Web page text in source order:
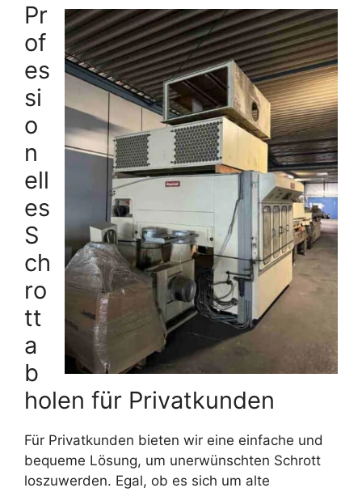
Pr
of
es
si
o
n
ell
es
S
ch
ro
tt
a
b
holen für Privatkunden
Für Privatkunden bieten wir eine einfache und
bequeme Lösung, um unerwünschten Schrott
loszuwerden. Egal, ob es sich um alte